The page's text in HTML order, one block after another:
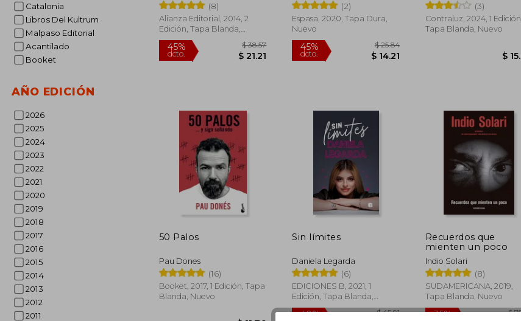
Catalonia
Libros Del Kultrum
Malpaso Editorial
Acantilado
Booket
AÑO EDICIÓN
2026
2025
2024
2023
2022
2021
2020
2019
2018
2017
2016
2015
2014
2013
2012
2011
(8)
Alianza Editorial, 2014, 2
Edición, Tapa Blanda,
Nuevo
45%
dcto.
(2)
Espasa, 2020, Tapa Dura,
Nuevo
45%
dcto.
(3)
Contraluz, 2024, 1 Edición,
Tapa Blanda, Nuevo
50 Palos
Pau Dones
(16)
Booket, 2017, 1 Edición, Tapa
Blanda, Nuevo
Sin límites
Daniela Legarda
(6)
EDICIONES B, 2021, 1
Edición, Tapa Blanda,
Nuevo
Recuerdos que
mienten un poco
Indio Solari
(8)
SUDAMERICANA, 2019,
Tapa Blanda, Nuevo